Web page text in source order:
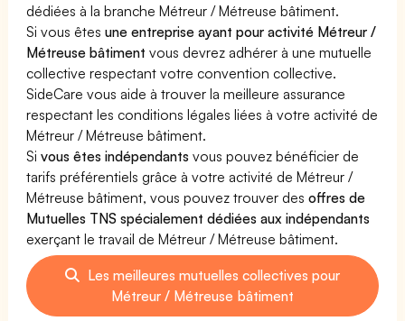
dédiées à la branche Métreur / Métreuse bâtiment.
Si vous êtesune entreprise ayant pour activité Métreur /
Métreuse bâtiment vous devrez adhérer à une mutuelle
collective respectant votre convention collective.
SideCare vous aide à trouver la meilleure assurance
respectant les conditions légales liées à votre activité de
Métreur / Métreuse bâtiment.
Sivous êtes indépendants vous pouvez bénéficier de
tarifs préférentiels grâce à votre activité de Métreur /
Métreuse bâtiment, vous pouvez trouver desoffres de
Mutuelles TNS spécialement dédiées aux indépendants
exerçant le travail de Métreur / Métreuse bâtiment.
Les meilleures mutuelles collectives pour
Métreur / Métreuse bâtiment